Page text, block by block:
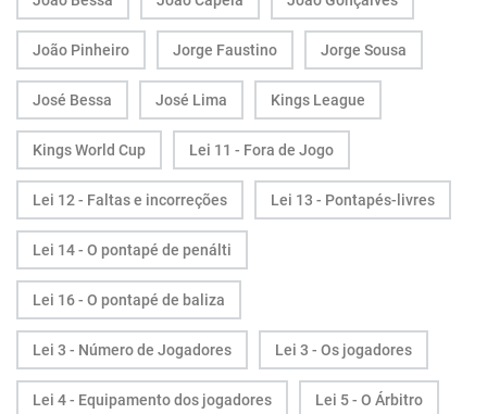
João Pinheiro Jorge Faustino Jorge Sousa
José Bessa José Lima Kings League
Kings World Cup Lei 11 - Fora de Jogo
Lei 12 - Faltas e incorreções Lei 13 - Pontapés-livres
Lei 14 - O pontapé de penálti
Lei 16 - O pontapé de baliza
Lei 3 - Número de Jogadores Lei 3 - Os jogadores
Lei 4 - Equipamento dos jogadores Lei 5 - O Árbitro